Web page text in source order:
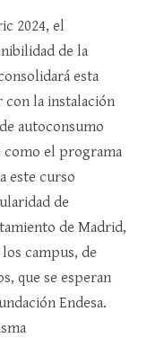
2024, el
de la
esta
con la instalación
autoconsumo
como el programa
este curso
de
de Madrid,
campus, de
que se esperan
Endesa.